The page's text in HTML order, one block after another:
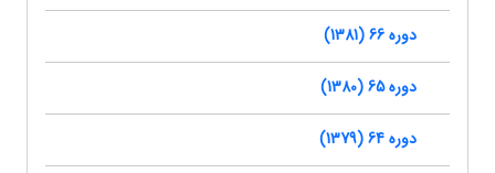
دوره 66 (1381)
دوره 65 (1380)
دوره 64 (1379)